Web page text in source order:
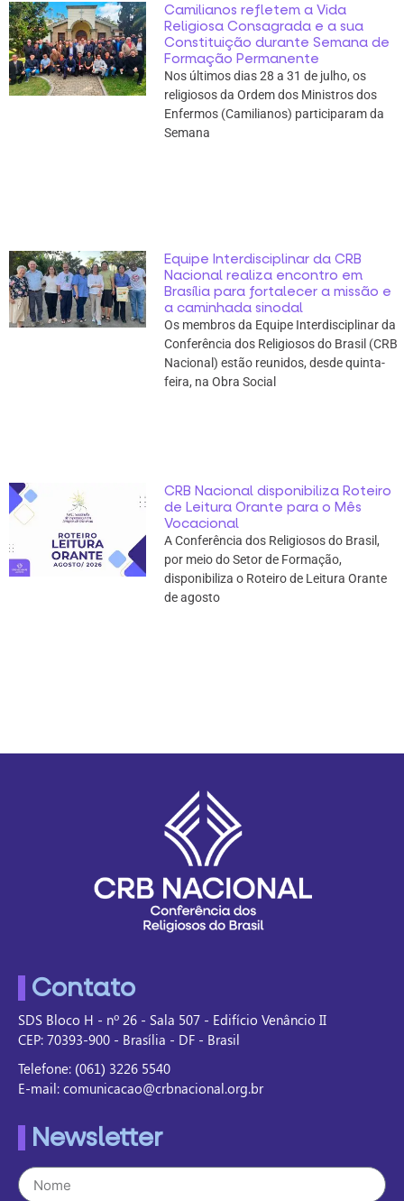
Camilianos refletem a Vida
Religiosa Consagrada e a sua
Constituição durante Semana de
Formação Permanente
Nos últimos dias 28 a 31 de julho, os
religiosos da Ordem dos Ministros dos
Enfermos (Camilianos) participaram da
Semana
Equipe Interdisciplinar da CRB
Nacional realiza encontro em
Brasília para fortalecer a missão e
a caminhada sinodal
Os membros da Equipe Interdisciplinar da
Conferência dos Religiosos do Brasil (CRB
Nacional) estão reunidos, desde quinta-
feira, na Obra Social
CRB Nacional disponibiliza Roteiro
de Leitura Orante para o Mês
Vocacional
A Conferência dos Religiosos do Brasil,
por meio do Setor de Formação,
disponibiliza o Roteiro de Leitura Orante
de agosto
Contato
SDS Bloco H - nº 26 - Sala 507 - Edifício Venâncio II
CEP: 70393-900 - Brasília - DF - Brasil
Telefone: (061) 3226 5540
E-mail: comunicacao@crbnacional.org.br
Newsletter